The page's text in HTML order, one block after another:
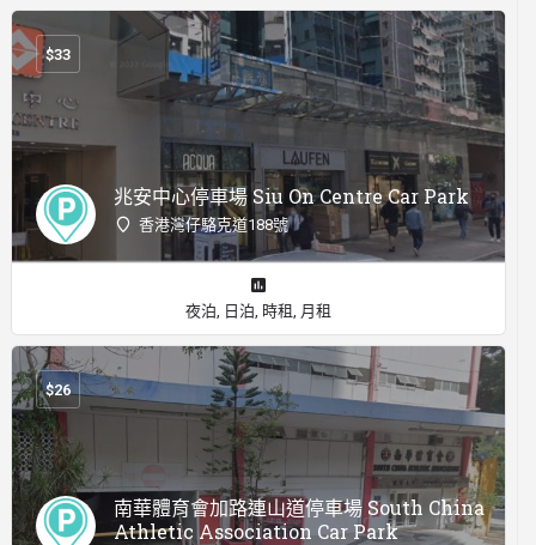
兆安中心停車場 Siu On Centre Car Park
香港灣仔駱克道188號
$33
夜泊, 日泊, 時租, 月租
南華體育會加路連山道停車場 South China
Athletic Association Car Park
$26